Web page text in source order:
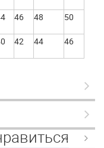
46 48 50
42 44 46